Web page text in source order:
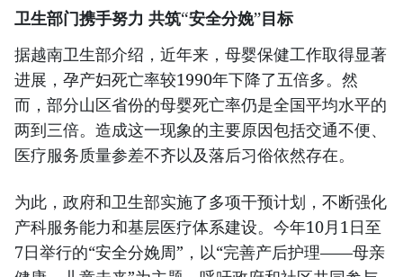
卫生部门携手努力 共筑“安全分娩”目标
据越南卫生部介绍，近年来，母婴保健工作取得显著
进展，孕产妇死亡率较1990年下降了五倍多。然
而，部分山区省份的母婴死亡率仍是全国平均水平的
两到三倍。造成这一现象的主要原因包括交通不便、
医疗服务质量参差不齐以及落后习俗依然存在。
为此，政府和卫生部实施了多项干预计划，不断强化
产科服务能力和基层医疗体系建设。今年10月1日至
7日举行的“安全分娩周”，以“完善产后护理——母亲